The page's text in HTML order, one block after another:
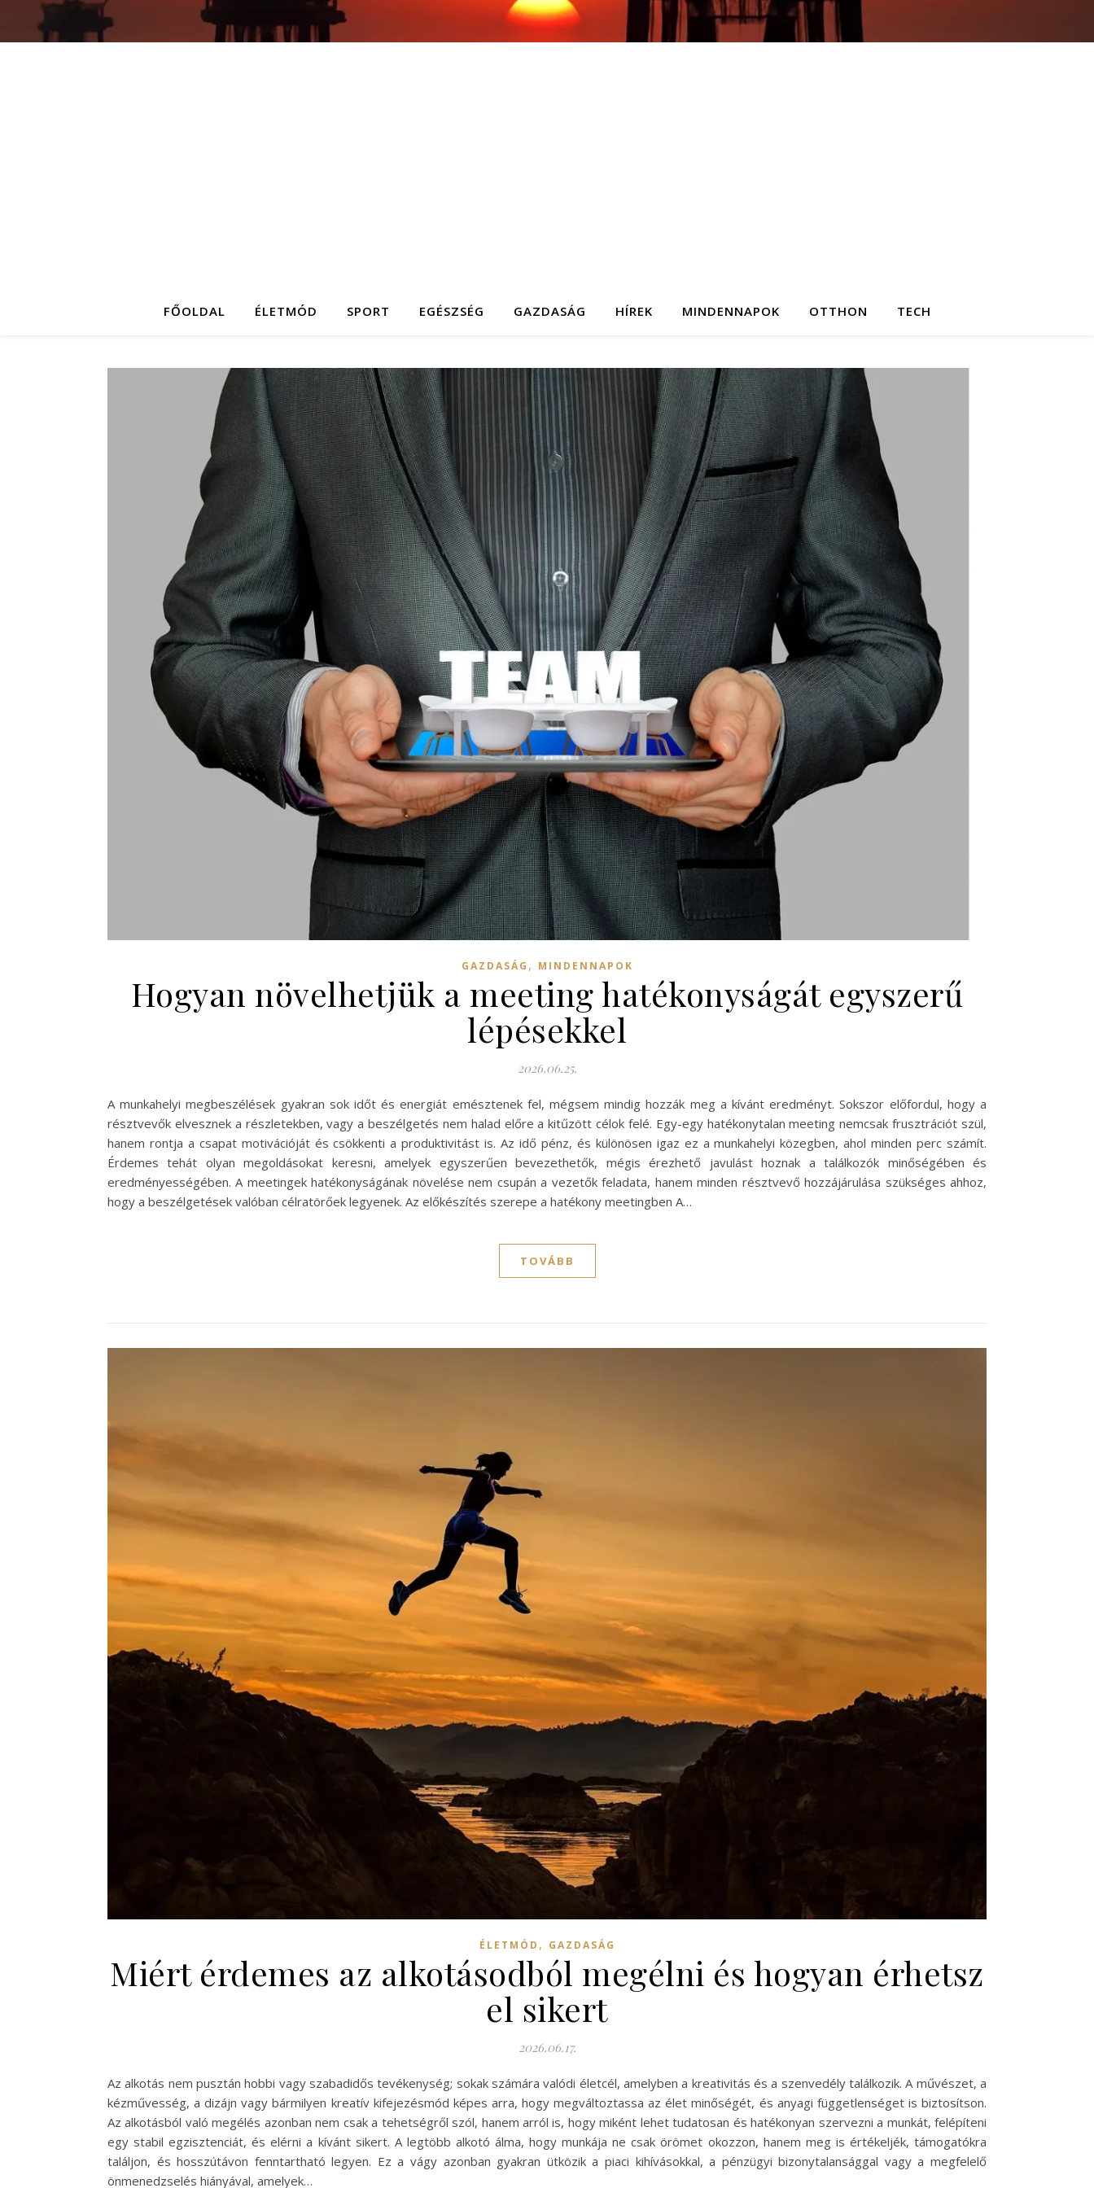
FŐOLDAL ÉLETMÓD SPORT EGÉSZSÉG GAZDASÁG HÍREK MINDENNAPOK OTTHON TECH
GAZDASÁG , MINDENNAPOK
Hogyan növelhetjük a meeting hatékonyságát egyszerű
lépésekkel
2026.06.25.
A munkahelyi megbeszélések gyakran sok időt és energiát emésztenek fel, mégsem mindig hozzák meg a kívánt eredményt. Sokszor előfordul, hogy a
résztvevők elvesznek a részletekben, vagy a beszélgetés nem halad előre a kitűzött célok felé. Egy-egy hatékonytalan meeting nemcsak frusztrációt szül,
hanem rontja a csapat motivációját és csökkenti a produktivitást is. Az idő pénz, és különösen igaz ez a munkahelyi közegben, ahol minden perc számít.
Érdemes tehát olyan megoldásokat keresni, amelyek egyszerűen bevezethetők, mégis érezhető javulást hoznak a találkozók minőségében és
eredményességében. A meetingek hatékonyságának növelése nem csupán a vezetők feladata, hanem minden résztvevő hozzájárulása szükséges ahhoz,
hogy a beszélgetések valóban célratörőek legyenek. Az előkészítés szerepe a hatékony meetingben A…
TOVÁBB
ÉLETMÓD , GAZDASÁG
Miért érdemes az alkotásodból megélni és hogyan érhetsz
el sikert
2026.06.17.
Az alkotás nem pusztán hobbi vagy szabadidős tevékenység; sokak számára valódi életcél, amelyben a kreativitás és a szenvedély találkozik. A művészet, a
kézművesség, a dizájn vagy bármilyen kreatív kifejezésmód képes arra, hogy megváltoztassa az élet minőségét, és anyagi függetlenséget is biztosítson.
Az alkotásból való megélés azonban nem csak a tehetségről szól, hanem arról is, hogy miként lehet tudatosan és hatékonyan szervezni a munkát, felépíteni
egy stabil egzisztenciát, és elérni a kívánt sikert. A legtöbb alkotó álma, hogy munkája ne csak örömet okozzon, hanem meg is értékeljék, támogatókra
találjon, és hosszútávon fenntartható legyen. Ez a vágy azonban gyakran ütközik a piaci kihívásokkal, a pénzügyi bizonytalansággal vagy a megfelelő
önmenedzselés hiányával, amelyek…